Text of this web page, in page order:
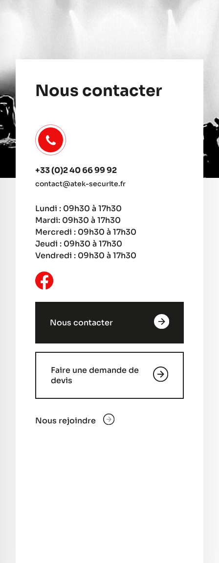
Nous contacter
+33 (0)2 40 66 99 92
contact@atek-securite.fr
Lundi : 09h30 à 17h30
Mardi: 09h30 à 17h30
Mercredi : 09h30 à 17h30
Jeudi : 09h30 à 17h30
Vendredi : 09h30 à 17h30
Nous contacter
Faire une demande de
devis
Nous rejoindre